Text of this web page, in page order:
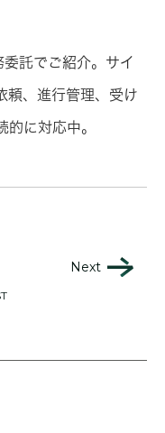
託でご紹介。サイ
頼、進行管理、受け
的に対応中。
Next